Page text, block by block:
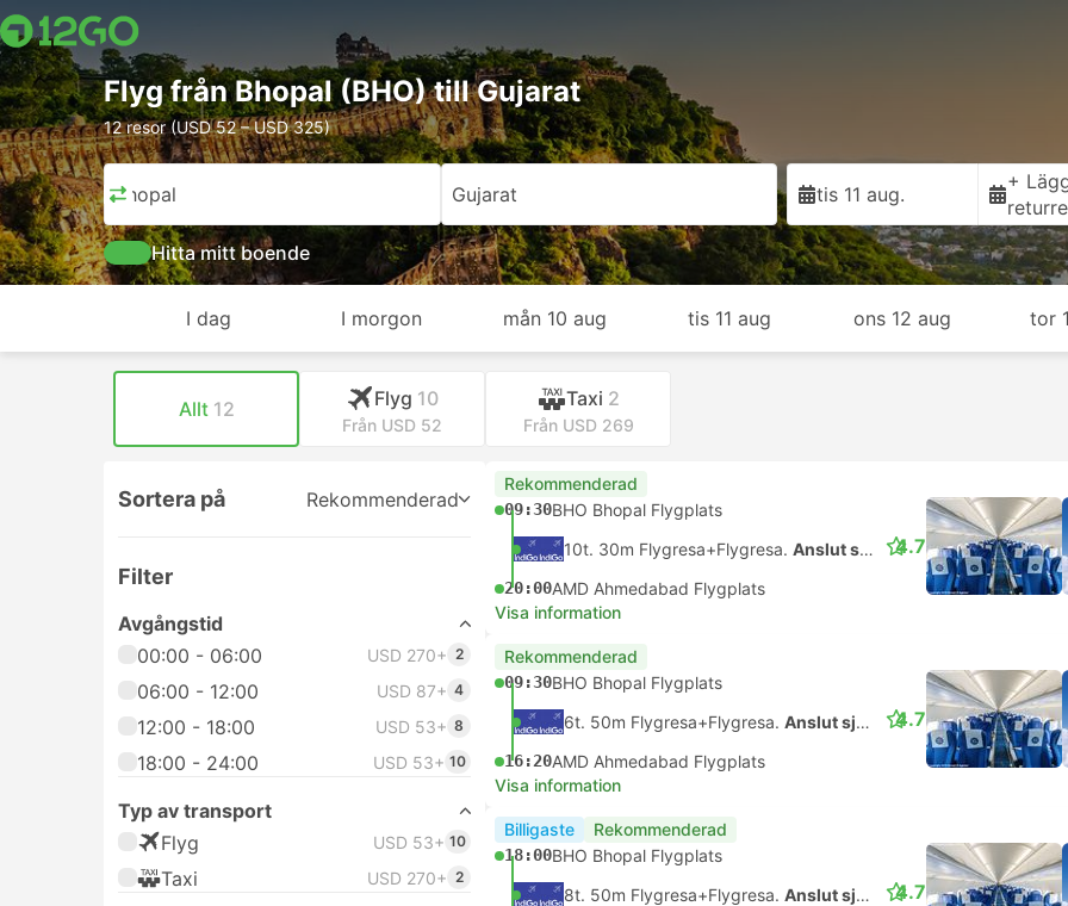
Flyg från Bhopal (BHO) till Gujarat
12 resor (USD 52 – USD 325)
Bhopal Gujarat tis 11 aug.
+
Hitta mitt boende
I dag I morgon mån 10 aug tis 11 aug ons 12 aug tor
Allt 12 Flyg 10
Från USD 52
Taxi 2
Från USD 269
Sortera på Rekommenderad
Filter
Avgångstid
00:00 - 06:00
USD 270+ 2
06:00 - 12:00 USD 87+ 4
12:00 - 18:00 USD 53+ 8
18:00 - 24:00 USD 53+ 10
Typ av transport
Flyg
USD 53+ 10
Taxi USD 270+ 2
Rekommenderad
09:30BHO Bhopal Flygplats
10t. 30m Flygresa+Flygresa. Anslut själv
20:00AMD Ahmedabad Flygplats
4.7
Visa information
Rekommenderad
09:30BHO Bhopal Flygplats
6t. 50m Flygresa+Flygresa. Anslut själv
16:20AMD Ahmedabad Flygplats
4.7
Visa information
Billigaste Rekommenderad
18:00BHO Bhopal Flygplats
8t. 50m Flygresa+Flygresa. Anslut själv 4.7